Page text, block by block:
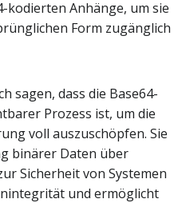
kodierten Anhänge, um sie
Form zugänglich
sagen, dass die Base64-
Prozess ist, um die
voll auszuschöpfen. Sie
binärer Daten über
Sicherheit von Systemen
und ermöglicht